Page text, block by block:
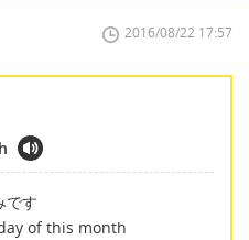
2016/08/22 17:57
です
of this month